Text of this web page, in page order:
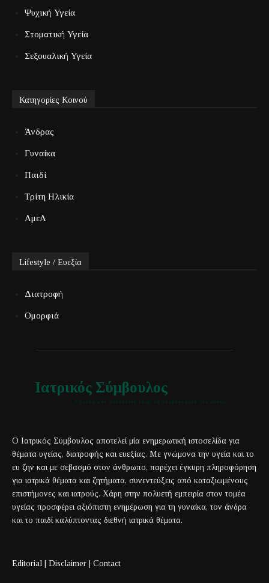
Ψυχική Υγεία
Στοματική Υγεία
Σεξουαλική Υγεία
Κατηγορίες Κοινού
Άνδρας
Γυναίκα
Παιδί
Τρίτη Ηλικία
ΑμεΑ
Lifestyle / Ευεξία
Διατροφή
Ομορφιά
Ιατρικός Σύμβουλος
Ο Ιατρικός Σύμβουλος αποτελεί μία ενημερωτική ιστοσελίδα για
θέματα υγείας, διατροφής και ευεξίας. Με γνώμονα την υγεία και το
ευ ζην και με σεβασμό στον άνθρωπο, παρέχει έγκυρη πληροφόρηση
για ιατρικά θέματα και ζητήματα, συνεντεύξεις από καταξιωμένους
επιστήμονες και ιατρούς. Χάρη στην πολυετή εμπειρία στον τομέα
υγείας προσφέρει αξιόπιστη ενημέρωση για τη γυναίκα, τον άνδρα
και το παιδί καλύπτοντας διεθνή ιατρικά θέματα.
Editorial | Disclaimer | Contact